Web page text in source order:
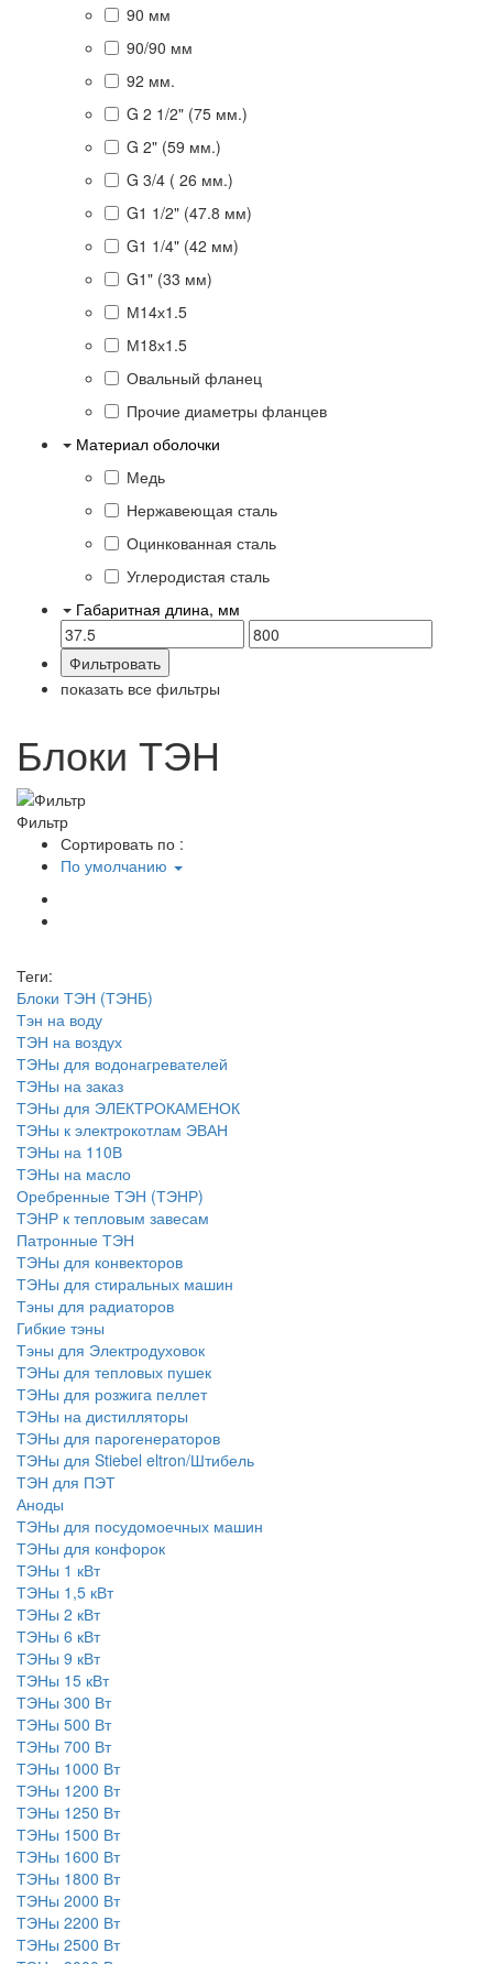
90 мм
90/90 мм
92 мм.
G 2 1/2" (75 мм.)
G 2" (59 мм.)
G 3/4 ( 26 мм.)
G1 1/2" (47.8 мм)
G1 1/4" (42 мм)
G1" (33 мм)
М14х1.5
М18х1.5
Овальный фланец
Прочие диаметры фланцев
Материал оболочки
Медь
Нержавеющая сталь
Оцинкованная сталь
Углеродистая сталь
Габаритная длина, мм
показать все фильтры
Блоки ТЭН
Фильтр
Сортировать по :
По умолчанию
Теги:
Блоки ТЭН (ТЭНБ)
Тэн на воду
ТЭН на воздух
ТЭНы для водонагревателей
ТЭНы на заказ
ТЭНы для ЭЛЕКТРОКАМЕНОК
ТЭНы к электрокотлам ЭВАН
ТЭНы на 110В
ТЭНы на масло
Оребренные ТЭН (ТЭНР)
ТЭНР к тепловым завесам
Патронные ТЭН
ТЭНы для конвекторов
ТЭНы для стиральных машин
Тэны для радиаторов
Гибкие тэны
Тэны для Электродуховок
ТЭНы для тепловых пушек
ТЭНы для розжига пеллет
ТЭНы на дистилляторы
ТЭНы для парогенераторов
ТЭНы для Stiebel eltron/Штибель
ТЭН для ПЭТ
Аноды
ТЭНы для посудомоечных машин
ТЭНы для конфорок
ТЭНы 1 кВт
ТЭНы 1,5 кВт
ТЭНы 2 кВт
ТЭНы 6 кВт
ТЭНы 9 кВт
ТЭНы 15 кВт
ТЭНы 300 Вт
ТЭНы 500 Вт
ТЭНы 700 Вт
ТЭНы 1000 Вт
ТЭНы 1200 Вт
ТЭНы 1250 Вт
ТЭНы 1500 Вт
ТЭНы 1600 Вт
ТЭНы 1800 Вт
ТЭНы 2000 Вт
ТЭНы 2200 Вт
ТЭНы 2500 Вт